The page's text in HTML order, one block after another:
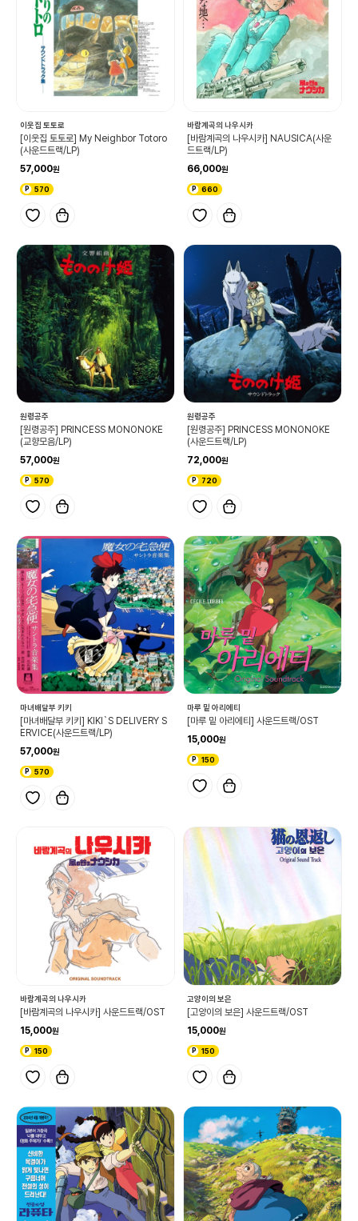
이웃집 토토로
[이웃집 토토로] My Neighbor Totoro
(사운드트랙/LP)
57,000
570
바람계곡의 나우시카
[바람계곡의 나우시카] NAUSICA(사운
드트랙/LP)
66,000
660
원령공주
[원령공주] PRINCESS MONONOKE
(교향모음/LP)
57,000
570
원령공주
[원령공주] PRINCESS MONONOKE
(사운드트랙/LP)
72,000
720
마녀배달부 키키
[마녀배달부 키키] KIKI`S DELIVERY S
ERVICE(사운드트랙/LP)
57,000
570
마루 밑 아리에티
[마루 밑 아리에티] 사운드트랙/OST
15,000
150
바람계곡의 나우시카
[바람계곡의 나우시카] 사운드트랙/OST
15,000
150
고양이의 보은
[고양이의 보은] 사운드트랙/OST
15,000
150